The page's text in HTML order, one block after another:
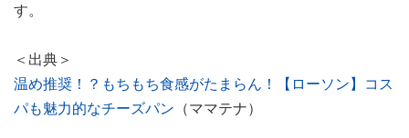
す。
＜出典＞
温め推奨！？もちもち食感がたまらん！【ローソン】コス
パも魅力的なチーズパン （ママテナ）